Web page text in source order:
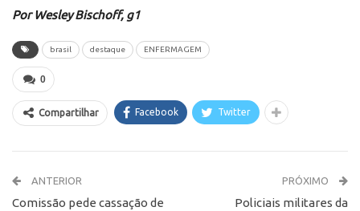
Por Wesley Bischoff, g1
brasil destaque ENFERMAGEM
0
Compartilhar Facebook Twitter
ANTERIOR
Comissão pede cassação de
PRÓXIMO
Policiais militares da